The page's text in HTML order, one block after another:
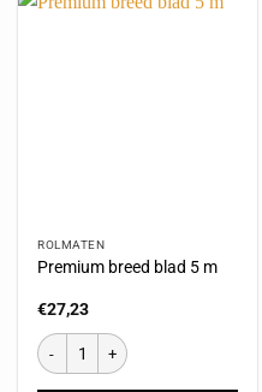
ROLMATEN
Premium breed blad 5 m
€27,23